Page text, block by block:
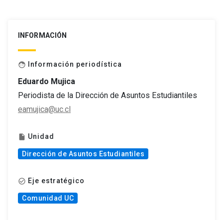
INFORMACIÓN
face Información periodística
Eduardo Mujica
Periodista de la Dirección de Asuntos Estudiantiles
eamujica@uc.cl
insert_drive_file Unidad
Dirección de Asuntos Estudiantiles
check_circle_outline Eje estratégico
Comunidad UC